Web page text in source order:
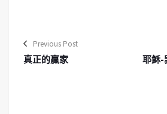
Previous Post
真正的贏家
耶穌-